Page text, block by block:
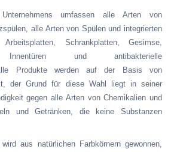
umfassen alle Arten von
alle Arten von Spülen und integrierten
Schrankplatten, Gesimse,
Innentüren und antibakterielle
Alle Produkte werden auf der Basis von
der Grund für diese Wahl liegt in seiner
gegen alle Arten von Chemikalien und
und Getränken, die keine Substanzen
aus natürlichen Farbkörnern gewonnen,